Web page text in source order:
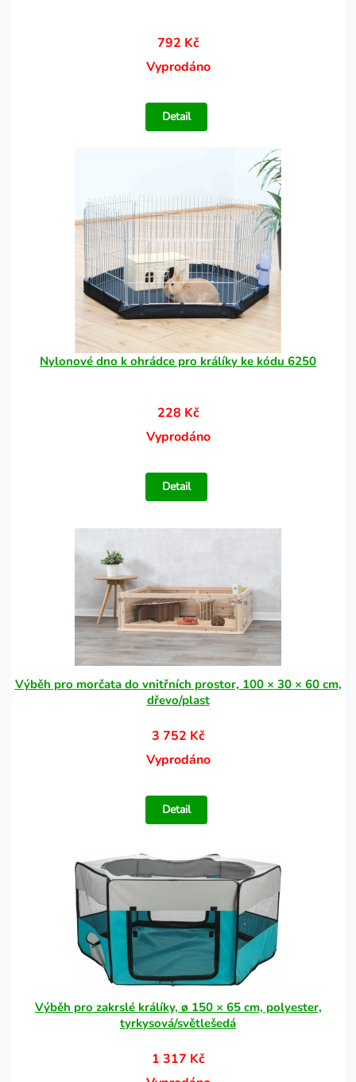
792 Kč
Vyprodáno
Detail
Nylonové dno k ohrádce pro králíky ke kódu 6250
228 Kč
Vyprodáno
Detail
Výběh pro morčata do vnitřních prostor, 100 × 30 × 60 cm,
dřevo/plast
3 752 Kč
Vyprodáno
Detail
Výběh pro zakrslé králíky, ø 150 × 65 cm, polyester,
tyrkysová/světlešedá
1 317 Kč